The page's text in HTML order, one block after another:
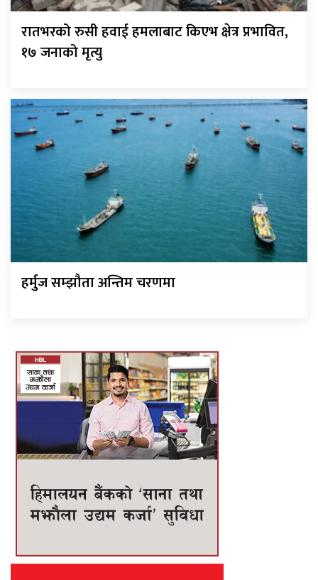
रातभरको रुसी हवाई हमलाबाट किएभ क्षेत्र प्रभावित,
१७ जनाको मृत्यु
हर्मुज सम्झौता अन्तिम चरणमा